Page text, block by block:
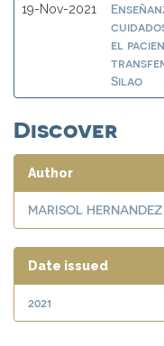
19-Nov-2021
el
Silao
Discover
Author
MARISOL
Date issued
2021